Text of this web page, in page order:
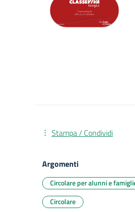
Stampa / Condividi
Argomenti
Circolare per alunni e
Circolare